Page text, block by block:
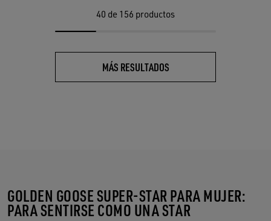
40 de 156 productos
MÁS RESULTADOS
GOLDEN GOOSE SUPER-STAR PARA MUJER:
PARA SENTIRSE COMO UNA STAR